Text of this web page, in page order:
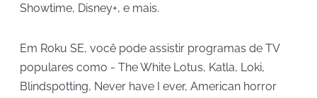
Showtime, Disney+, e mais.
Em Roku SE, você pode assistir programas de TV
populares como - The White Lotus, Katla, Loki,
Blindspotting, Never have I ever, American horror